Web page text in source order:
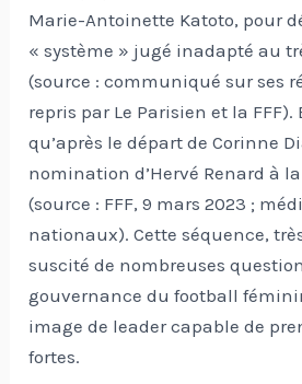
Marie-Antoinette Katoto, pour
« système » jugé inadapté au
(source : communiqué sur ses
repris par Le Parisien et la
qu’après le départ de Corinne
nomination d’Hervé Renard à
(source : FFF, 9 mars 2023 ;
nationaux). Cette séquence,
suscité de nombreuses
gouvernance du football
image de leader capable de
fortes.